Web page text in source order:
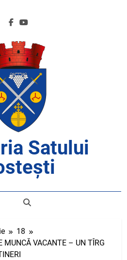
Satului
18
MUNCĂ VACANTE – UN TÎRG